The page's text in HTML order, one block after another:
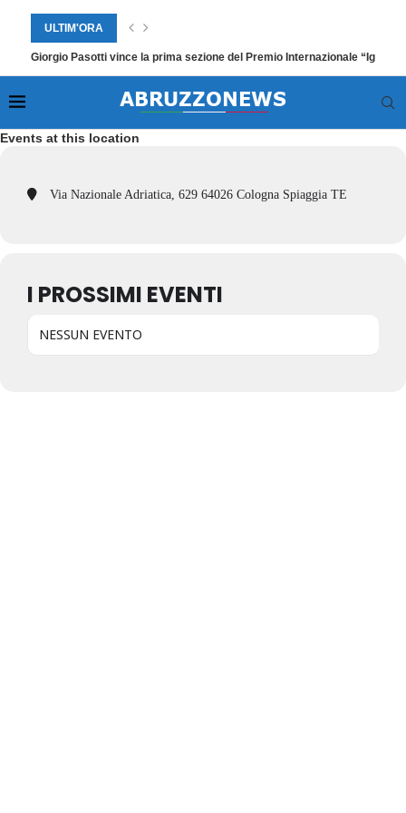
ULTIM'ORA
Giorgio Pasotti vince la prima sezione del Premio Internazionale “Ignazio
Events at this location
Via Nazionale Adriatica, 629 64026 Cologna Spiaggia TE
I PROSSIMI EVENTI
NESSUN EVENTO